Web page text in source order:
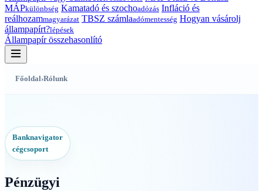
MÁPkülönbség Kamatadó és szochoadózás Infláció és
reálhozammagyarázat TBSZ számlaadómentesség Hogyan vásárolj
állampapírt?lépések
Állampapír összehasonlító
Főoldal›Rólunk
Banknavigator
cégcsoport
Pénzügyi